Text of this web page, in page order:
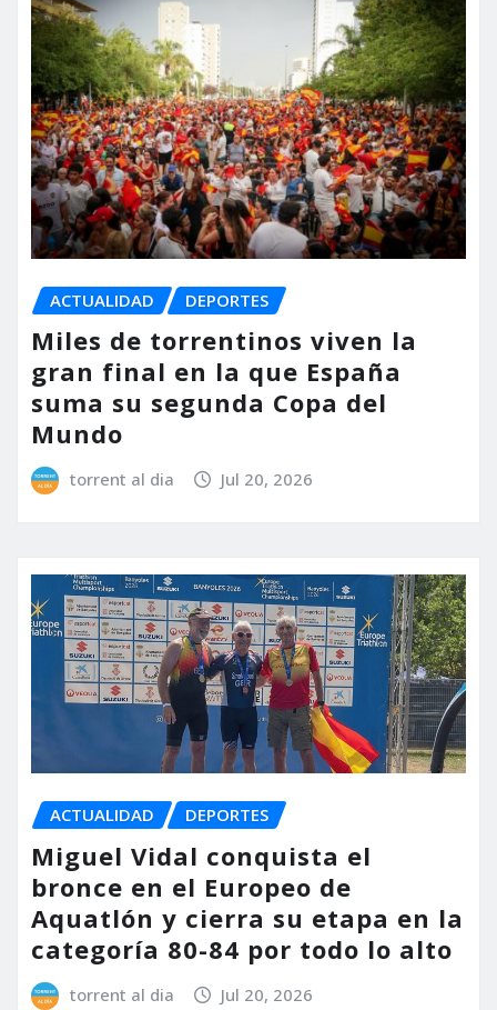
ACTUALIDAD DEPORTES
Miles de torrentinos viven la
gran final en la que España
suma su segunda Copa del
Mundo
torrent al dia Jul 20, 2026
ACTUALIDAD DEPORTES
Miguel Vidal conquista el
bronce en el Europeo de
Aquatlón y cierra su etapa en la
categoría 80-84 por todo lo alto
torrent al dia Jul 20, 2026